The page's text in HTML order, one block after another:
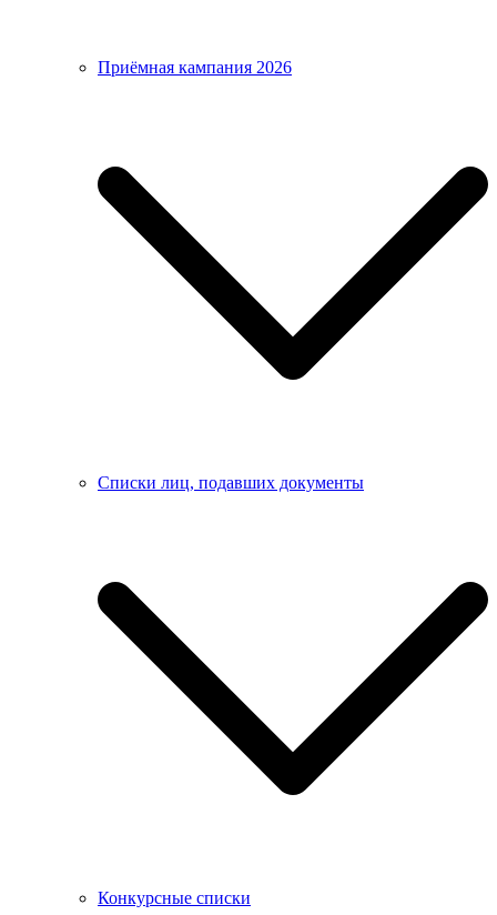
Приёмная кампания 2026
Списки лиц, подавших документы
Конкурсные списки